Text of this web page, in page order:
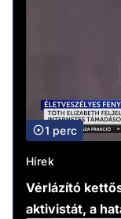
1 perc
Hírek
Vérlázító
aktivistát, a